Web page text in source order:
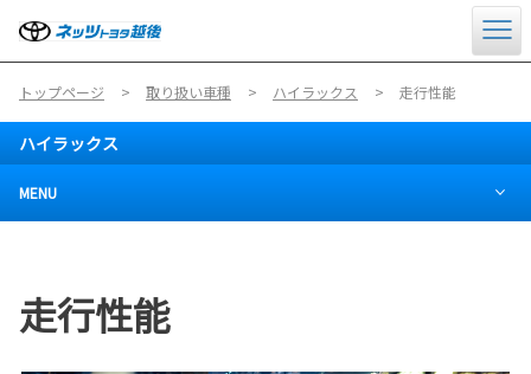
トップページ 取り扱い車種 ハイラックス 走行性能
ハイラックス
MENU
走行性能